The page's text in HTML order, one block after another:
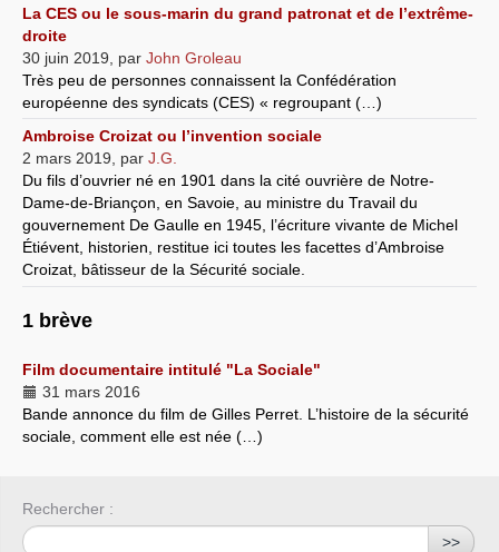
La CES ou le sous-marin du grand patronat et de l’extrême-
droite
30 juin 2019
par John Groleau
Très peu de personnes connaissent la Confédération
européenne des syndicats (CES) « regroupant (…)
Ambroise Croizat ou l’invention sociale
2 mars 2019
par J.G.
Du fils d’ouvrier né en 1901 dans la cité ouvrière de Notre-
Dame-de-Briançon, en Savoie, au ministre du Travail du
gouvernement De Gaulle en 1945, l’écriture vivante de Michel
Étiévent, historien, restitue ici toutes les facettes d’Ambroise
Croizat, bâtisseur de la Sécurité sociale.
1 brève
Film documentaire intitulé "La Sociale"
31 mars 2016
Bande annonce du film de Gilles Perret. L’histoire de la sécurité
sociale, comment elle est née (…)
Rechercher :
>>